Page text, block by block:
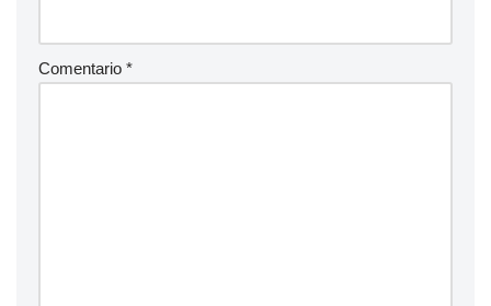
Comentario *